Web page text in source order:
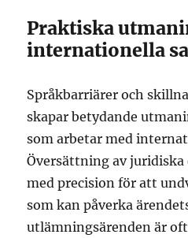
Praktiska
internationella
Språkbarriärer och
skapar betydande
som arbetar med
Översättning av
med precision för att
som kan påverka
utlämningsärenden är